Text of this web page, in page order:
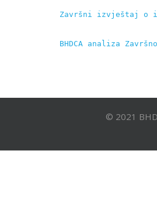
Završni izvještaj o
BHDCA analiza
© 2021